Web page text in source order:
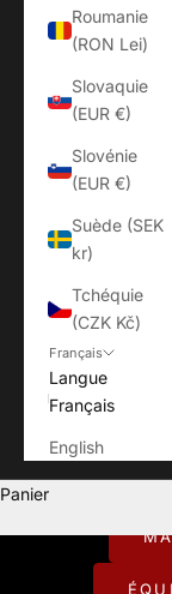
Roumanie
(RON Lei)
Slovaquie
(EUR €)
Slovénie
(EUR €)
Suède (SEK
kr)
Tchéquie
(CZK Kč)
Français
Langue
Français
English
Panier